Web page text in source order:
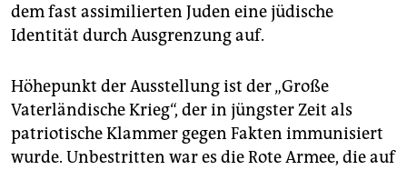
dem fast assimilierten Juden eine jüdische
Identität durch Ausgrenzung auf.
Höhepunkt der Ausstellung ist der „Große
Vaterländische Krieg“, der in jüngster Zeit als
patriotische Klammer gegen Fakten immunisiert
wurde. Unbestritten war es die Rote Armee, die auf